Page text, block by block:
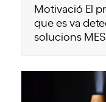
Motivació El
que es va
solucions